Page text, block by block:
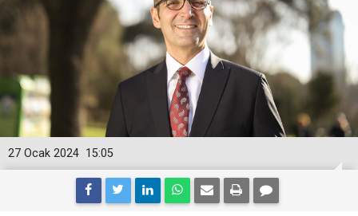
15:05
27 Ocak 2024